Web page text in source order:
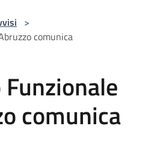
>
comunica
comunica